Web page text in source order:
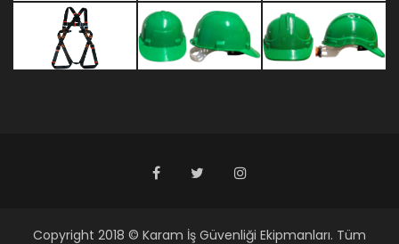
Copyright 2018 © Karam İş Güvenliği Ekipmanları. Tüm